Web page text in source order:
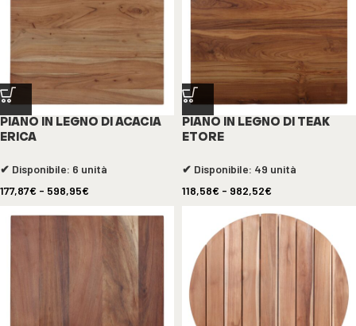
PIANO IN LEGNO DI ACACIA
ERICA
✔ Disponibile: 6 unità
177,87€ - 598,95€
PIANO IN LEGNO DI TEAK
ETORE
✔ Disponibile: 49 unità
118,58€ - 982,52€